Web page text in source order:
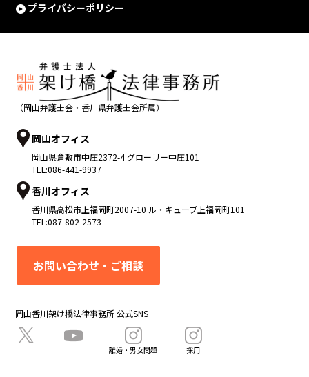
プライバシーポリシー
（岡山弁護士会・香川県弁護士会所属）
岡山オフィス
岡山県倉敷市中庄2372-4 グローリー中庄101
TEL:086-441-9937
香川オフィス
香川県高松市 上福岡町2007-10 ル・キューブ上福岡町101
TEL:087-802-2573
お問い合わせ・ご相談
岡山香川架け橋法律事務所 公式SNS
離婚・男女問題 採用